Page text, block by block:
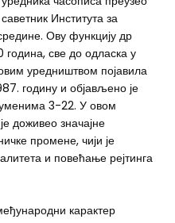
Института за
Ову функцију др
све до одласка у
уредништвом појавила
годину и објављено је
3-22. У овом
доживео значајне
промене, чији је
и повећање рејтинга
карактер